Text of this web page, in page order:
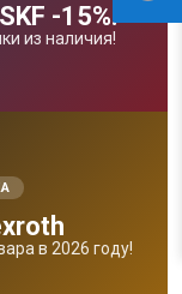
-15%!
из наличия!
в 2026 году!